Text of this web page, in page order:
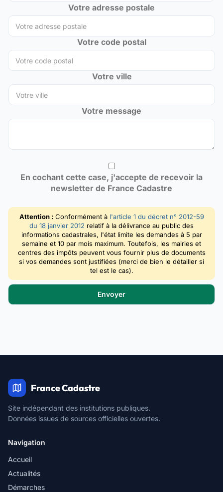
Votre adresse postale
Votre code postal
Votre ville
Votre message
En cochant cette case, j'accepte de recevoir la
newsletter de France Cadastre
Attention :Conformément à l'article 1 du décret n° 2012-59
du 18 janvier 2012 relatif à la délivrance au public des
informations cadastrales, l'état limite les demandes à 5 par
semaine et 10 par mois maximum. Toutefois, les mairies et
centres des impôts peuvent vous fournir plus de documents
si vos demandes sont justifiées (merci de bien le détailler si
tel est le cas).
France Cadastre
Site indépendant des institutions publiques.
Données issues de sources officielles ouvertes.
Navigation
Accueil
Actualités
Démarches